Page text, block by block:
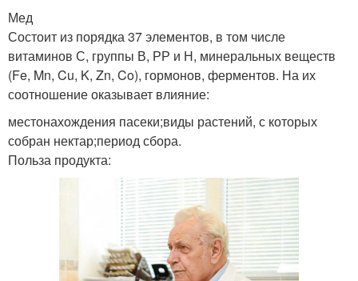
Мед
Состоит из порядка 37 элементов, в том числе
витаминов С, группы В, РР и Н, минеральных веществ
(Fe, Mn, Cu, K, Zn, Co), гормонов, ферментов. На их
соотношение оказывает влияние:
местонахождения пасеки;виды растений, с которых
собран нектар;период сбора.
Польза продукта: